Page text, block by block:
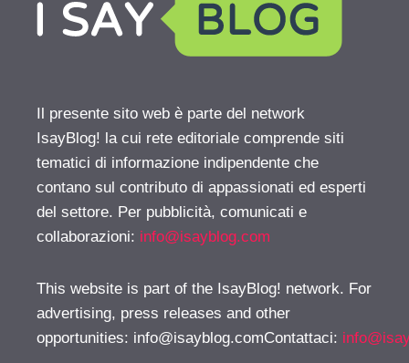
Il presente sito web è parte del network
IsayBlog! la cui rete editoriale comprende siti
tematici di informazione indipendente che
contano sul contributo di appassionati ed esperti
del settore. Per pubblicità, comunicati e
collaborazioni: info@isayblog.com
This website is part of the IsayBlog! network. For
advertising, press releases and other
opportunities: info@isayblog.comContattaci: